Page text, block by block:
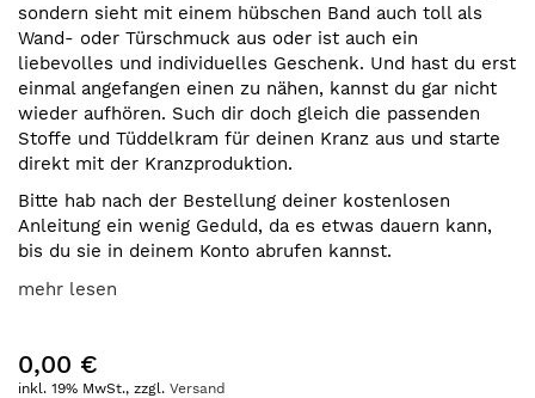
sondern sieht mit einem hübschen Band auch toll als
Wand- oder Türschmuck aus oder ist auch ein
liebevolles und individuelles Geschenk. Und hast du erst
einmal angefangen einen zu nähen, kannst du gar nicht
wieder aufhören. Such dir doch gleich die passenden
Stoffe und Tüddelkram für deinen Kranz aus und starte
direkt mit der Kranzproduktion.
Bitte hab nach der Bestellung deiner kostenlosen
Anleitung ein wenig Geduld, da es etwas dauern kann,
bis du sie in deinem Konto abrufen kannst.
mehr lesen
0,00 €
inkl. 19% MwSt., zzgl. Versand